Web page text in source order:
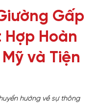
Gấp
Hợp Hoàn
và Tiện
hướng về sự thông